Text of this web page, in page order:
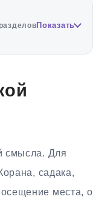
Показать
смысла. Для
садака,
места, о